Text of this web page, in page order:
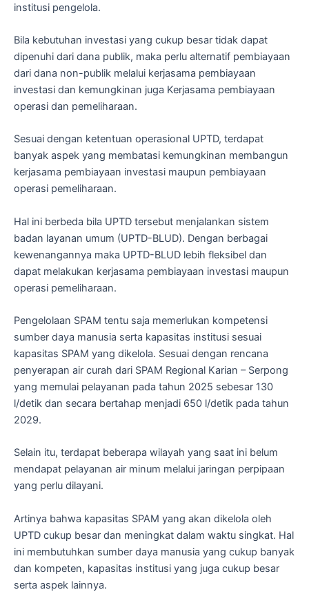
institusi pengelola.
Bila kebutuhan investasi yang cukup besar tidak dapat
dipenuhi dari dana publik, maka perlu alternatif pembiayaan
dari dana non-publik melalui kerjasama pembiayaan
investasi dan kemungkinan juga Kerjasama pembiayaan
operasi dan pemeliharaan.
Sesuai dengan ketentuan operasional UPTD, terdapat
banyak aspek yang membatasi kemungkinan membangun
kerjasama pembiayaan investasi maupun pembiayaan
operasi pemeliharaan.
Hal ini berbeda bila UPTD tersebut menjalankan sistem
badan layanan umum (UPTD-BLUD). Dengan berbagai
kewenangannya maka UPTD-BLUD lebih fleksibel dan
dapat melakukan kerjasama pembiayaan investasi maupun
operasi pemeliharaan.
Pengelolaan SPAM tentu saja memerlukan kompetensi
sumber daya manusia serta kapasitas institusi sesuai
kapasitas SPAM yang dikelola. Sesuai dengan rencana
penyerapan air curah dari SPAM Regional Karian – Serpong
yang memulai pelayanan pada tahun 2025 sebesar 130
l/detik dan secara bertahap menjadi 650 l/detik pada tahun
2029.
Selain itu, terdapat beberapa wilayah yang saat ini belum
mendapat pelayanan air minum melalui jaringan perpipaan
yang perlu dilayani.
Artinya bahwa kapasitas SPAM yang akan dikelola oleh
UPTD cukup besar dan meningkat dalam waktu singkat. Hal
ini membutuhkan sumber daya manusia yang cukup banyak
dan kompeten, kapasitas institusi yang juga cukup besar
serta aspek lainnya.